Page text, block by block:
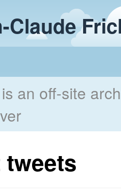
Claude
an off-site
tweets